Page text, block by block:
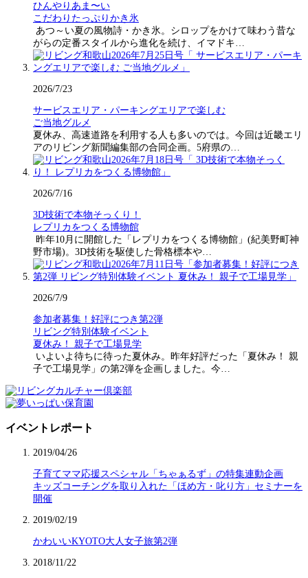
ひんやりあま〜い
こだわりたっぷりかき氷
あつ～い夏の風物詩・かき氷。シロップをかけて味わう昔な
がらの定番スタイルから進化を続け、イマドキ…
2026/7/23
サービスエリア・パーキングエリアで楽しむ
ご当地グルメ
夏休み、高速道路を利用する人も多いのでは。今回は近畿エリ
アのリビング新聞編集部の合同企画。5府県の…
2026/7/16
3D技術で本物そっくり！
レプリカをつくる博物館
昨年10月に開館した「レプリカをつくる博物館」(紀美野町神
野市場)。3D技術を駆使した骨格標本や…
2026/7/9
参加者募集！好評につき第2弾
リビング特別体験イベント
夏休み！ 親子で工場見学
いよいよ待ちに待った夏休み。昨年好評だった「夏休み！ 親
子で工場見学」の第2弾を企画しました。今…
イベントレポート
2019/04/26
子育てママ応援スペシャル「ちゃぁるず」の特集連動企画
キッズコーチングを取り入れた「ほめ方・叱り方」セミナーを
開催
2019/02/19
かわいいKYOTO大人女子旅第2弾
2018/11/22